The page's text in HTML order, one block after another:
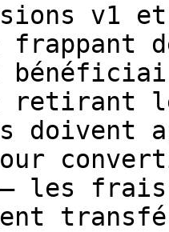
v1
frappant
retirant
doivent
les frais